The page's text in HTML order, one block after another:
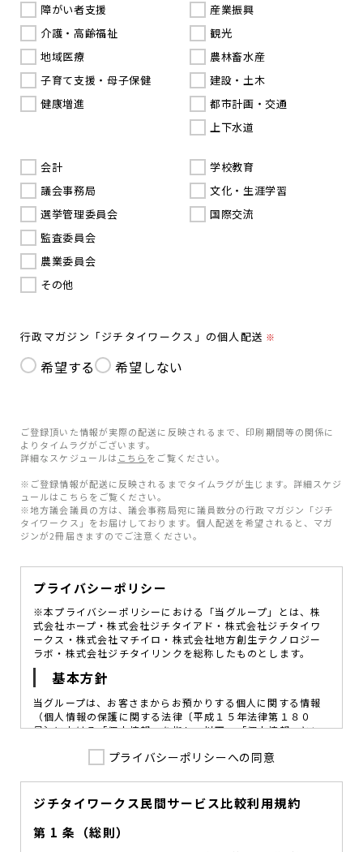
障がい者支援
介護・高齢福祉
地域医療
子育て支援・母子保健
健康増進
産業振興
観光
農林畜水産
建設・土木
都市計画・交通
上下水道
会計
議会事務局
選挙管理委員会
監査委員会
農業委員会
その他
学校教育
文化・生涯学習
国際交流
行政マガジン「ジチタイワークス」の個人配送 ※
希望する 希望しない
ご登録頂いた情報が実際の配送に反映されるまで、印刷期間等の関係に
よりタイムラグがございます。
詳細なスケジュールは こちら をご覧ください。
※ご登録情報が配送に反映されるまでタイムラグが生じます。詳細スケジ
ュールはこちらをご覧ください。
※地方議会議員の方は、議会事務局宛に議員数分の行政マガジン「ジチ
タイワークス」をお届けしております。個人配送を希望されると、マガ
ジンが2冊届きますのでご注意ください。
プライバシーポリシー
※本プライバシーポリシーにおける「当グループ」とは、株
式会社ホープ・株式会社ジチタイアド・株式会社ジチタイワ
ークス・株式会社マチイロ・株式会社地方創生テクノロジー
ラボ・株式会社ジチタイリンクを総称したものとします。
基本方針
当グループは、お客さまからお預かりする個人に関する情報
（個人情報の保護に関する法律〔平成１５年法律第１８０
号〕における「個人情報」を指し、以下、「個人情報」とい
図ることが、重要な社会的責務であると考えております。
を定め、役員及び従業員に個人情報保護の重要性の認識と取
組みを徹底させることによって、個人情報の適切な取り扱い
に努めてまいります。
プライバシーポリシーへの同意
ジチタイワークス民間サービス比較利用規約
第 1 条（総則）